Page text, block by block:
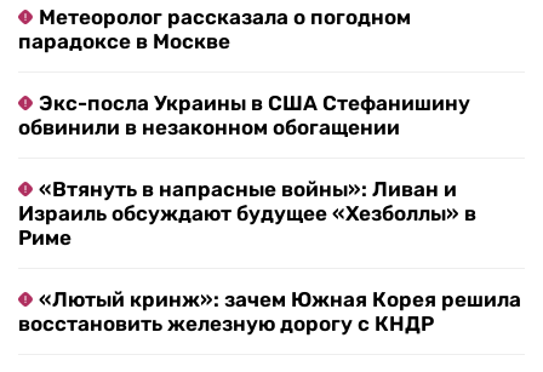
Метеоролог рассказала о погодном
парадоксе в Москве
Экс-посла Украины в США Стефанишину
обвинили в незаконном обогащении
«Втянуть в напрасные войны»: Ливан и
Израиль обсуждают будущее «Хезболлы» в
Риме
«Лютый кринж»: зачем Южная Корея решила
восстановить железную дорогу с КНДР